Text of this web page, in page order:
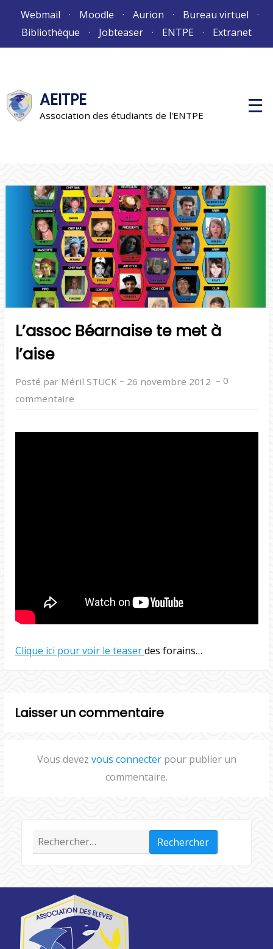
Webmail Moodle Aurion
Bureau virtuel
Bibliothèque
Jobteaser ENTPE Extranet
AEITPE
Association des étudiants de l'ENTPE
M
e
L’assoc Béarnaise te met à
l’aise
Posté par Méril STUCK – 26 novembre 2012 – 0
commentaire
Clique ici pour voir le teaserdes forains…
Laisser un commentaire
Vous devez vous connecterpour publier un
commentaire.
Rechercher :